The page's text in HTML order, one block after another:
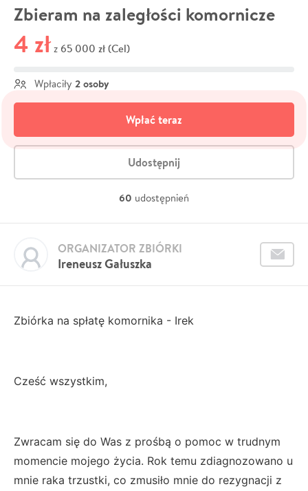
Zbieram na zaległości komornicze
4 zł z 65 000 zł (Cel)
Wpłaciły 2 osoby
Wpłać teraz
Udostępnij
60 udostępnień
Ireneusz Gałuszka
ORGANIZATOR ZBIÓRKI
Zbiórka na spłatę komornika - Irek
Cześć wszystkim,
Zwracam się do Was z prośbą o pomoc w trudnym
momencie mojego życia. Rok temu zdiagnozowano u
mnie raka trzustki, co zmusiło mnie do rezygnacji z